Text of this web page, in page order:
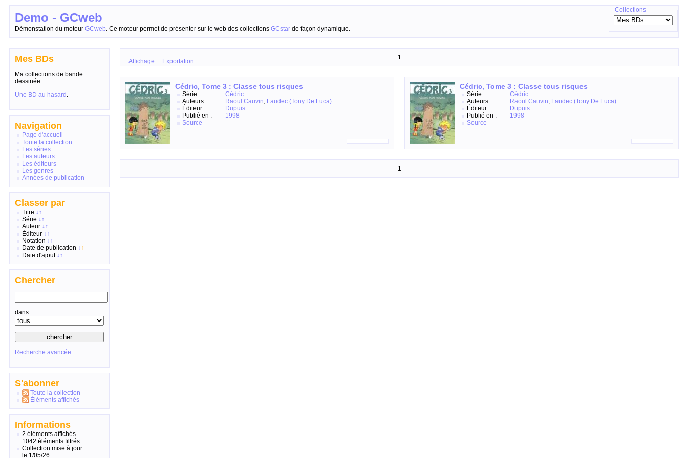
Demo - GCweb
Démonstation du moteur GCweb. Ce moteur permet de présenter sur le web des collections GCstar de façon dynamique.
Collections
Mes BDs
Ma collections de bande
dessinée.
Une BD au hasard .
Navigation
Page d'accueil
Toute la collection
Les séries
Les auteurs
Les éditeurs
Les genres
Années de publication
Classer par
Titre ↓↑
Série ↓↑
Auteur ↓↑
Éditeur ↓↑
Notation ↓↑
Date de publication ↓↑
Date d'ajout ↓↑
Chercher
dans :
Recherche avancée
S'abonner
Toute la collection
Éléments affichés
Informations
2 éléments affichés
1042 éléments filtrés
Collection mise à jour
le 1/05/26
1
Affichage Exportation
Cédric, Tome 3 : Classe tous risques
Série :
Cédric
Auteurs :
Raoul Cauvin, Laudec (Tony De Luca)
Éditeur :
Dupuis
Publié en :
1998
Source
Cédric, Tome 3 : Classe tous risques
Série :
Cédric
Auteurs :
Raoul Cauvin, Laudec (Tony De Luca)
Éditeur :
Dupuis
Publié en :
1998
Source
1